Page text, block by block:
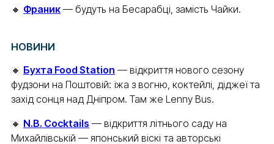
🔸 Франик — будуть на Бесарабці, замість Чайки.
НОВИНИ
🔸 Бухта Food Station — відкриття нового сезону
фудзони на Поштовій: їжа з вогню, коктейлі, діджеї та
захід сонця над Дніпром. Там же Lenny Bus.
🔸 N.B. Cocktails — відкриття літнього саду на
Михайлівській — японський віскі та авторські